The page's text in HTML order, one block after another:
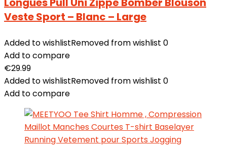
Veste Sport – Blanc – Large
Added to wishlistRemoved from wishlist 0
Add to compare
€29.99
Added to wishlistRemoved from wishlist 0
Add to compare